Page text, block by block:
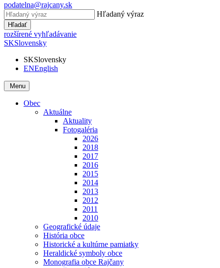
podatelna@rajcany.sk
Hľadaný výraz
Hľadať
rozšírené vyhľadávanie
SKSlovensky
SKSlovensky
ENEnglish
Menu
Obec
Aktuálne
Aktuality
Fotogaléria
2026
2018
2017
2016
2015
2014
2013
2012
2011
2010
Geografické údaje
História obce
Historické a kultúrne pamiatky
Heraldické symboly obce
Monografia obce Rajčany